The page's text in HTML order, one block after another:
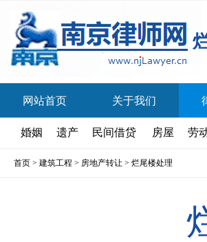
网站首页 关于我们
婚姻 遗产 民间借贷 房屋 劳
首页> 建筑工程 > 房地产转让> 烂尾楼处理